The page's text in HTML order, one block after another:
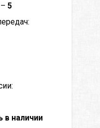
–5
в наличии